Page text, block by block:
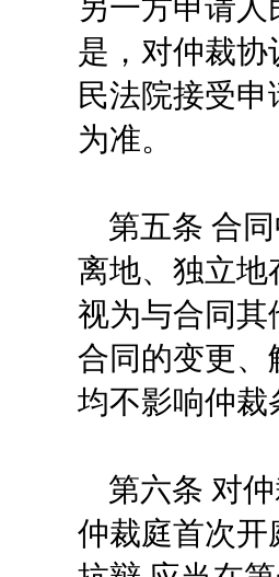
另一方申请
是，对仲裁
民法院接受
为准。
第五条 合同
离地、独立地
视为与合同其
合同的变更、
均不影响仲裁
第六条 对仲
仲裁庭首次开